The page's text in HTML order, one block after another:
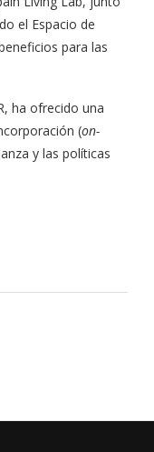
el Espacio de
para las
ha ofrecido una
(on-
y las políticas